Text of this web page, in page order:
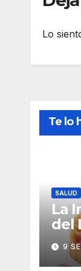
Lo
Te lo
SALUD
La
del
9